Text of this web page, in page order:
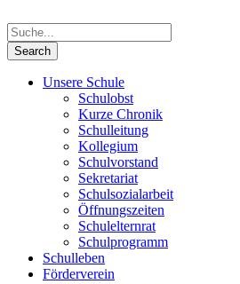
Unsere Schule
Schulobst
Kurze Chronik
Schulleitung
Kollegium
Schulvorstand
Sekretariat
Schulsozialarbeit
Öffnungszeiten
Schulelternrat
Schulprogramm
Schulleben
Förderverein